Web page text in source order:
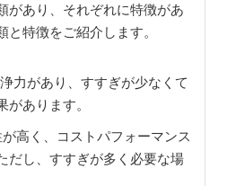
があり、それぞれに特徴があ
特徴をご紹介します。
力があり、すすぎが少なくて
あります。
高く、コストパフォーマンス
だし、すすぎが多く必要な場